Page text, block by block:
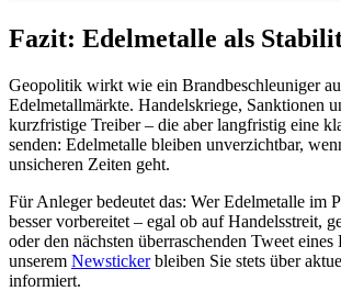
Fazit: Edelmetalle als
Geopolitik wirkt wie ein Brandbeschleuniger
Edelmetallmärkte. Handelskriege, Sanktionen
kurzfristige Treiber – die aber langfristig eine
senden: Edelmetalle bleiben unverzichtbar,
unsicheren Zeiten geht.
Für Anleger bedeutet das: Wer Edelmetalle im
besser vorbereitet – egal ob auf Handelsstreit,
oder den nächsten überraschenden Tweet
unserem Newstickerbleiben Sie stets über
informiert.